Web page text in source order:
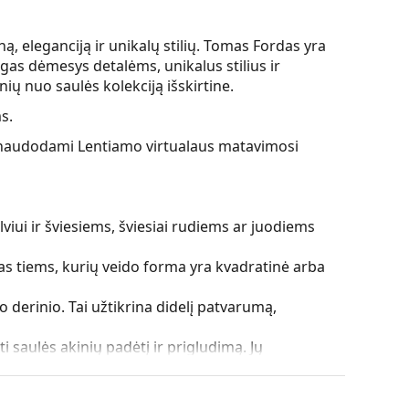
eleganciją ir unikalų stilių. Tomas Fordas yra
dėmesys detalėms, unikalus stilius ir
nuo saulės kolekciją išskirtine.
Lentiamo virtualaus matavimosi
ir šviesiems, šviesiai rudiems ar juodiems
tiems, kurių veido forma yra kvadratinė arba
derinio. Tai užtikrina didelį patvarumą,
saulės akinių padėtį ir prigludimą. Jų